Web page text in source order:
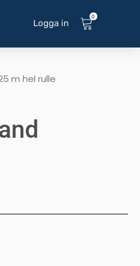
Logga in
0
m hel rulle